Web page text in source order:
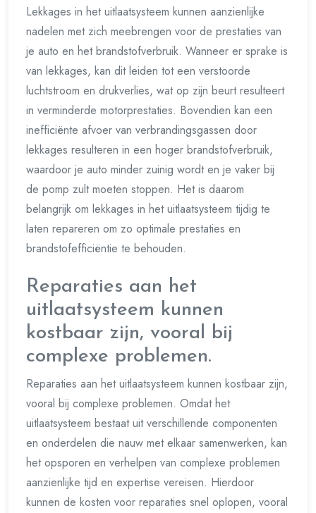
Lekkages in het uitlaatsysteem kunnen aanzienlijke
nadelen met zich meebrengen voor de prestaties van
je auto en het brandstofverbruik. Wanneer er sprake is
van lekkages, kan dit leiden tot een verstoorde
luchtstroom en drukverlies, wat op zijn beurt resulteert
in verminderde motorprestaties. Bovendien kan een
inefficiënte afvoer van verbrandingsgassen door
lekkages resulteren in een hoger brandstofverbruik,
waardoor je auto minder zuinig wordt en je vaker bij
de pomp zult moeten stoppen. Het is daarom
belangrijk om lekkages in het uitlaatsysteem tijdig te
laten repareren om zo optimale prestaties en
brandstofefficiëntie te behouden.
Reparaties aan het
uitlaatsysteem kunnen
kostbaar zijn, vooral bij
complexe problemen.
Reparaties aan het uitlaatsysteem kunnen kostbaar zijn,
vooral bij complexe problemen. Omdat het
uitlaatsysteem bestaat uit verschillende componenten
en onderdelen die nauw met elkaar samenwerken, kan
het opsporen en verhelpen van complexe problemen
aanzienlijke tijd en expertise vereisen. Hierdoor
kunnen de kosten voor reparaties snel oplopen, vooral